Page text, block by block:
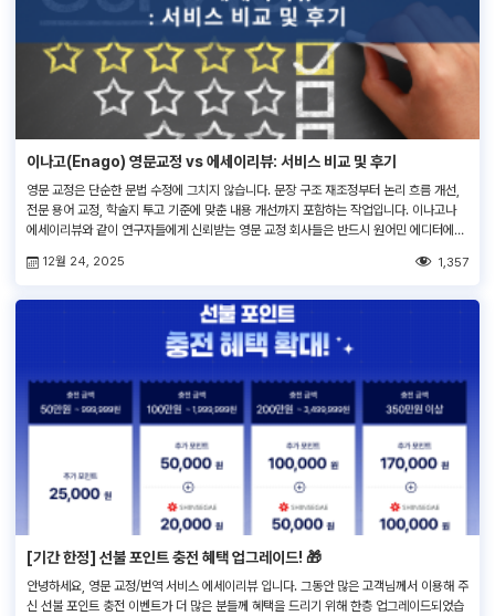
이나고(Enago) 영문교정 vs 에세이리뷰: 서비스 비교 및 후기
영문 교정은 단순한 문법 수정에 그치지 않습니다. 문장 구조 재조정부터 논리 흐름 개선,
전문 용어 교정, 학술지 투고 기준에 맞춘 내용 개선까지 포함하는 작업입니다. 이나고나
에세이리뷰와 같이 연구자들에게 신뢰받는 영문 교정 회사들은 반드시 원어민 에디터에게
재하거나 해외 명문 대학에 합격할 가능성을 높여 줍니다. 이나고(Enago)란? […]
12월 24, 2025 1,357
[기간 한정] 선불 포인트 충전 혜택 업그레이드! 🎁
안녕하세요, 영문 교정/번역 서비스 에세이리뷰 입니다. 그동안 많은 고객님께서 이용해 주
신 선불 포인트 충전 이벤트가 더 많은 분들께 혜택을 드리기 위해 한층 업그레이드되었습